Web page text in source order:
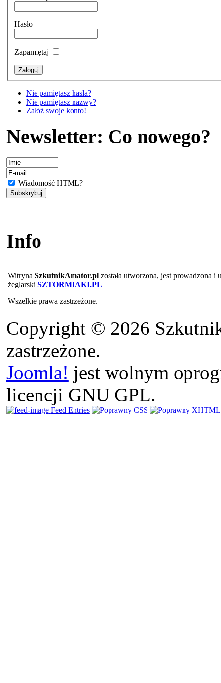
Hasło
Zapamiętaj
Nie pamiętasz hasła?
Nie pamiętasz nazwy?
Załóż swoje konto!
Newsletter: Co nowego?
Wiadomość HTML?
Info
Witryna SzkutnikAmator.plzostała utworzona, jest prowadzona i
żeglarski SZTORMIAKI.PL
Wszelkie prawa zastrzeżone.
Copyright © 2026
zastrzeżone.
Joomla! jest wolnym
licencji GNU GPL.
Feed Entries